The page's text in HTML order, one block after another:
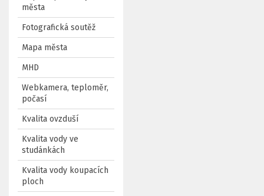
města
Fotografická soutěž
Mapa města
MHD
Webkamera, teploměr,
počasí
Kvalita ovzduší
Kvalita vody ve
studánkách
Kvalita vody koupacích
ploch